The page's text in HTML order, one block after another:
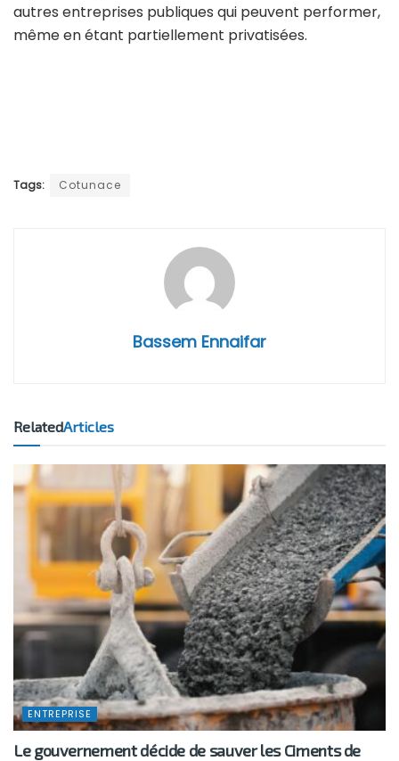
autres entreprises publiques qui peuvent performer,
même en étant partiellement privatisées.
Tags: Cotunace
Bassem Ennaifar
RelatedArticles
ENTREPRISE
Le gouvernement décide de sauver les Ciments de